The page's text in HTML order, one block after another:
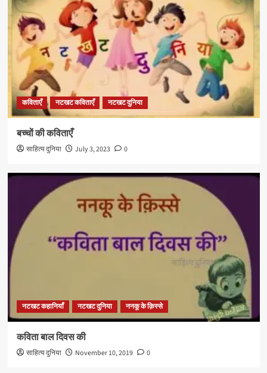
कविताएँ नटखट कविताएँ नटखट दुनिया
बच्चों की कविताएँ
साहित्य दुनिया July 3, 2023 0
नटखट कहानियाँ नटखट दुनिया ननकू के क़िस्से
कविता बाल दिवस की
साहित्य दुनिया November 10, 2019 0